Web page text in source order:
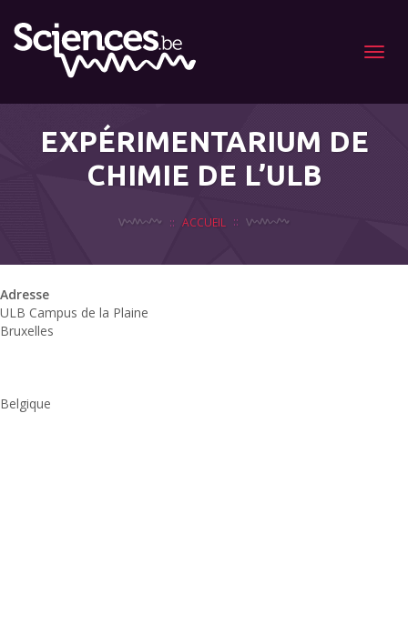
Menu
EXPÉRIMENTARIUM DE
CHIMIE DE L’ULB
ACCUEIL
Adresse
ULB Campus de la Plaine
Bruxelles
Belgique